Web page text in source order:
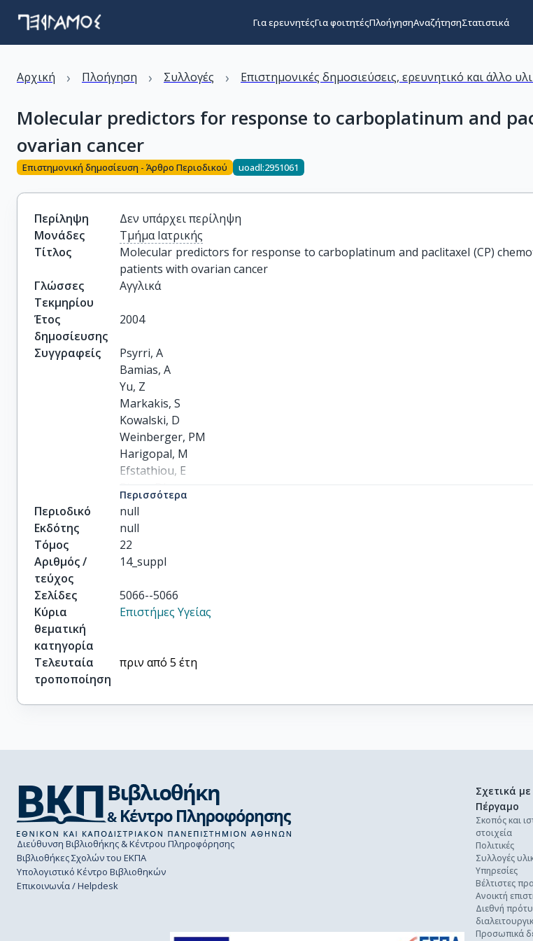
Για ερευνητέςΓια φοιτητέςΠλοήγησηΑναζήτησηΣτατιστικά
Αρχική › Πλοήγηση › Συλλογές › Επιστημονικές δημοσιεύσεις, ερευνητικό και άλλο
Molecular predictors for response to carboplatinum and
ovarian cancer
Επιστημονική δημοσίευση - Άρθρο Περιοδικού uoadl:2951061
Περίληψη
Δεν υπάρχει περίληψη
Μονάδες
Τμήμα Ιατρικής
Τίτλος
Molecular predictors for response to carboplatinum and paclitaxel (CP)
patients with ovarian cancer
Γλώσσες
Τεκμηρίου
Αγγλικά
Έτος
δημοσίευσης
2004
Συγγραφείς
Psyrri, A
Bamias, A
Yu, Z
Markakis, S
Kowalski, D
Weinberger, PM
Harigopal, M
Efstathiou, E
Rimm, DL
Dimopoulos, MA
Περισσότερα
Περιοδικό
null
Εκδότης
null
Τόμος
22
Αριθμός /
τεύχος
14_suppl
Σελίδες
5066--5066
Κύρια
θεματική
κατηγορία
Επιστήμες Υγείας
Τελευταία
τροποποίηση
πριν από 5 έτη
Διεύθυνση Βιβλιοθήκης & Κέντρου Πληροφόρησης
Βιβλιοθήκες Σχολών του ΕΚΠΑ
Υπολογιστικό Κέντρο Βιβλιοθηκών
Επικοινωνία / Helpdesk
Σχετικά
Πέργαμο
Σκοπός και
στοιχεία
Πολιτικές
Συλλογές
Υπηρεσίες
Βέλτιστες
Ανοικτή
Διεθνή
Προσωπικά